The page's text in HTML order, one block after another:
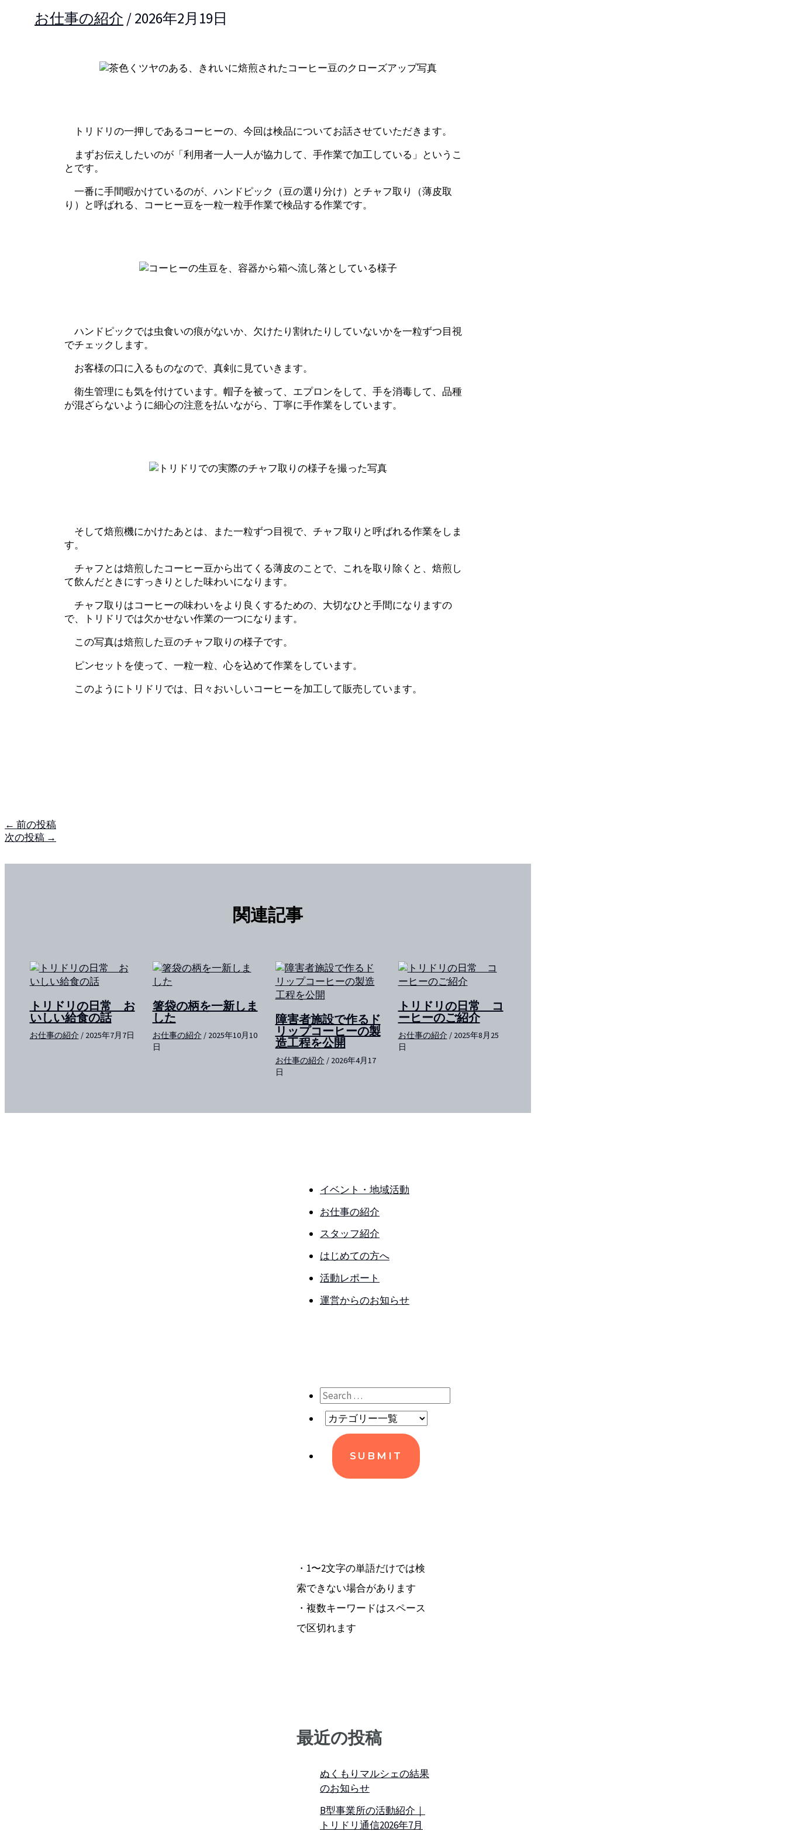
お仕事の紹介 /2026年2月19日
トリドリの一押しであるコーヒーの、今回は検品についてお話させていただきます。
まずお伝えしたいのが「利用者一人一人が協力して、手作業で加工している」というこ
とです。
一番に手間暇かけているのが、ハンドピック（豆の選り分け）とチャフ取り（薄皮取
り）と呼ばれる、コーヒー豆を一粒一粒手作業で検品する作業です。
ハンドピックでは虫食いの痕がないか、欠けたり割れたりしていないかを一粒ずつ目視
でチェックします。
お客様の口に入るものなので、真剣に見ていきます。
衛生管理にも気を付けています。帽子を被って、エプロンをして、手を消毒して、品種
が混ざらないように細心の注意を払いながら、丁寧に手作業をしています。
そして焙煎機にかけたあとは、また一粒ずつ目視で、チャフ取りと呼ばれる作業をしま
す。
チャフとは焙煎したコーヒー豆から出てくる薄皮のことで、これを取り除くと、焙煎し
て飲んだときにすっきりとした味わいになります。
チャフ取りはコーヒーの味わいをより良くするための、大切なひと手間になりますの
で、トリドリでは欠かせない作業の一つになります。
この写真は焙煎した豆のチャフ取りの様子です。
ピンセットを使って、一粒一粒、心を込めて作業をしています。
このようにトリドリでは、日々おいしいコーヒーを加工して販売しています。
← 前の投稿
次の投稿 →
関連記事
トリドリの日常 お
いしい給食の話
お仕事の紹介 / 2025年7月7日
箸袋の柄を一新しま
した
お仕事の紹介 / 2025年10月10
日
障害者施設で作るド
リップコーヒーの製
造工程を公開
お仕事の紹介 / 2026年4月17
日
トリドリの日常 コ
ーヒーのご紹介
お仕事の紹介 / 2025年8月25
日
イベント・地域活動
お仕事の紹介
スタッフ紹介
はじめての方へ
活動レポート
運営からのお知らせ
・1〜2文字の単語だけでは検
索できない場合があります
・複数キーワードはスペース
で区切れます
最近の投稿
ぬくもりマルシェの結果
のお知らせ
B型事業所の活動紹介｜
トリドリ通信2026年7月